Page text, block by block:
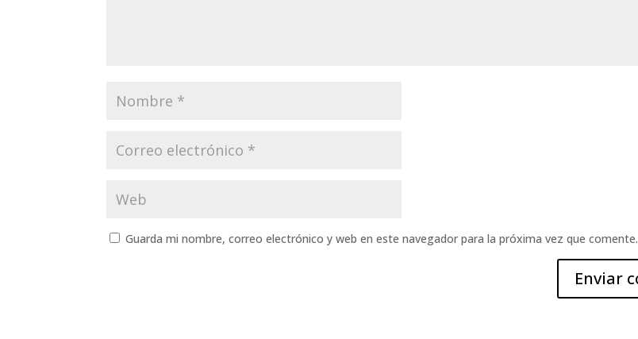
Guarda mi nombre, correo electrónico y web en este navegador para la próxima vez que comente.